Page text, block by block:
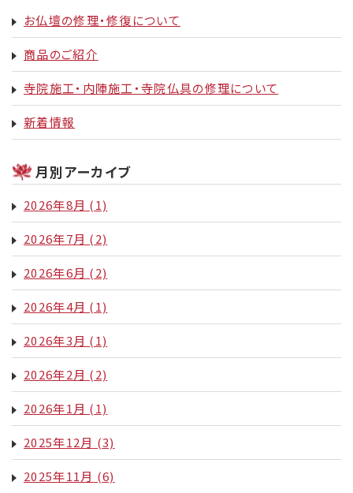
お仏壇の修理・修復について
商品のご紹介
寺院施工・内陣施工・寺院仏具の修理について
新着情報
月別アーカイブ
2026年8月 (1)
2026年7月 (2)
2026年6月 (2)
2026年4月 (1)
2026年3月 (1)
2026年2月 (2)
2026年1月 (1)
2025年12月 (3)
2025年11月 (6)